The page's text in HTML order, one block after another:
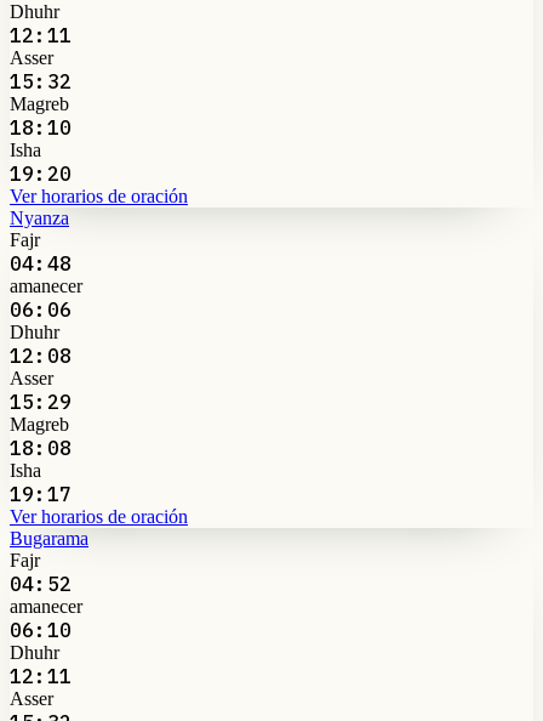
Dhuhr
12:11
Asser
15:32
Magreb
18:10
Isha
19:20
Ver horarios de oración
Nyanza
Fajr
04:48
amanecer
06:06
Dhuhr
12:08
Asser
15:29
Magreb
18:08
Isha
19:17
Ver horarios de oración
Bugarama
Fajr
04:52
amanecer
06:10
Dhuhr
12:11
Asser